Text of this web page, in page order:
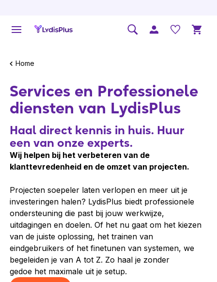
Home
Services en Professionele
diensten van LydisPlus
Haal direct kennis in huis. Huur
een van onze experts.
Wij helpen bij het verbeteren van de
klanttevredenheid en de omzet van projecten.
Projecten soepeler laten verlopen en meer uit je
investeringen halen? LydisPlus biedt professionele
ondersteuning die past bij jouw werkwijze,
uitdagingen en doelen. Of het nu gaat om het kiezen
van de juiste oplossing, het trainen van
eindgebruikers of het finetunen van systemen, we
begeleiden je van A tot Z. Zo haal je zonder
gedoe het maximale uit je setup.